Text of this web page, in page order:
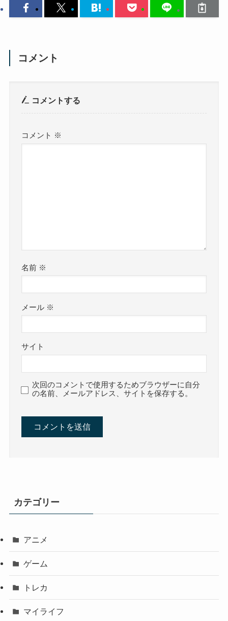
コメント
コメントする
コメント ※
名前 ※
メール ※
サイト
次回のコメントで使用するためブラウザーに自分
の名前、メールアドレス、サイトを保存する。
カテゴリー
アニメ
ゲーム
トレカ
マイライフ